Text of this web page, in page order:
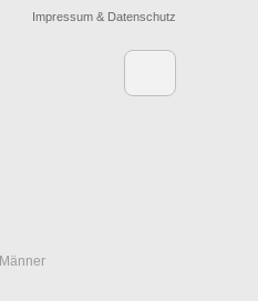
Impressum & Datenschutz
Männer